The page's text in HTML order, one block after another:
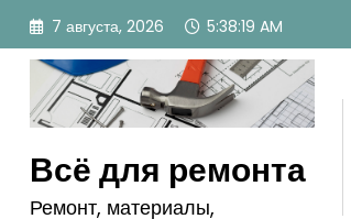
Перейти
содержимому
7 августа, 2026 5:38:20 AM
Всё для ремонта
Ремонт, материалы,